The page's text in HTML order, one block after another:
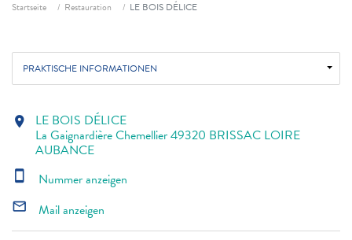
Startseite Restauration LE BOIS DÉLICE
PRAKTISCHE INFORMATIONEN
location_on LE BOIS DÉLICE
La Gaignardière Chemellier 49320 BRISSAC LOIRE
AUBANCE
smartphone Nummer anzeigen
mail_outline Mail anzeigen